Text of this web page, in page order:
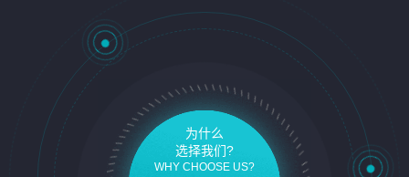
为什么
选择我们?
WHY CHOOSE US?